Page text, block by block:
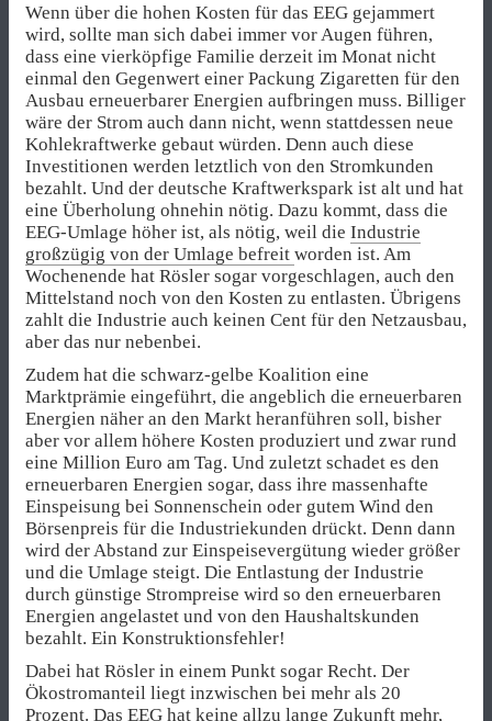
Wenn über die hohen Kosten für das EEG gejammert
wird, sollte man sich dabei immer vor Augen führen,
dass eine vierköpfige Familie derzeit im Monat nicht
einmal den Gegenwert einer Packung Zigaretten für den
Ausbau erneuerbarer Energien aufbringen muss. Billiger
wäre der Strom auch dann nicht, wenn stattdessen neue
Kohlekraftwerke gebaut würden. Denn auch diese
Investitionen werden letztlich von den Stromkunden
bezahlt. Und der deutsche Kraftwerkspark ist alt und hat
eine Überholung ohnehin nötig. Dazu kommt, dass die
EEG-Umlage höher ist, als nötig, weil die Industrie
großzügig von der Umlage befreit worden ist. Am
Wochenende hat Rösler sogar vorgeschlagen, auch den
Mittelstand noch von den Kosten zu entlasten. Übrigens
zahlt die Industrie auch keinen Cent für den Netzausbau,
aber das nur nebenbei.
Zudem hat die schwarz-gelbe Koalition eine
Marktprämie eingeführt, die angeblich die erneuerbaren
Energien näher an den Markt heranführen soll, bisher
aber vor allem höhere Kosten produziert und zwar rund
eine Million Euro am Tag. Und zuletzt schadet es den
erneuerbaren Energien sogar, dass ihre massenhafte
Einspeisung bei Sonnenschein oder gutem Wind den
Börsenpreis für die Industriekunden drückt. Denn dann
wird der Abstand zur Einspeisevergütung wieder größer
und die Umlage steigt. Die Entlastung der Industrie
durch günstige Strompreise wird so den erneuerbaren
Energien angelastet und von den Haushaltskunden
bezahlt. Ein Konstruktionsfehler!
Dabei hat Rösler in einem Punkt sogar Recht. Der
Ökostromanteil liegt inzwischen bei mehr als 20
Prozent. Das EEG hat keine allzu lange Zukunft mehr,